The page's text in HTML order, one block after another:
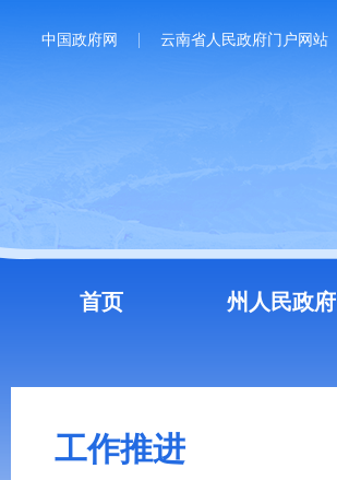
中国政府网 云南省人民政府门户网站
首页 州人民政府
工作推进